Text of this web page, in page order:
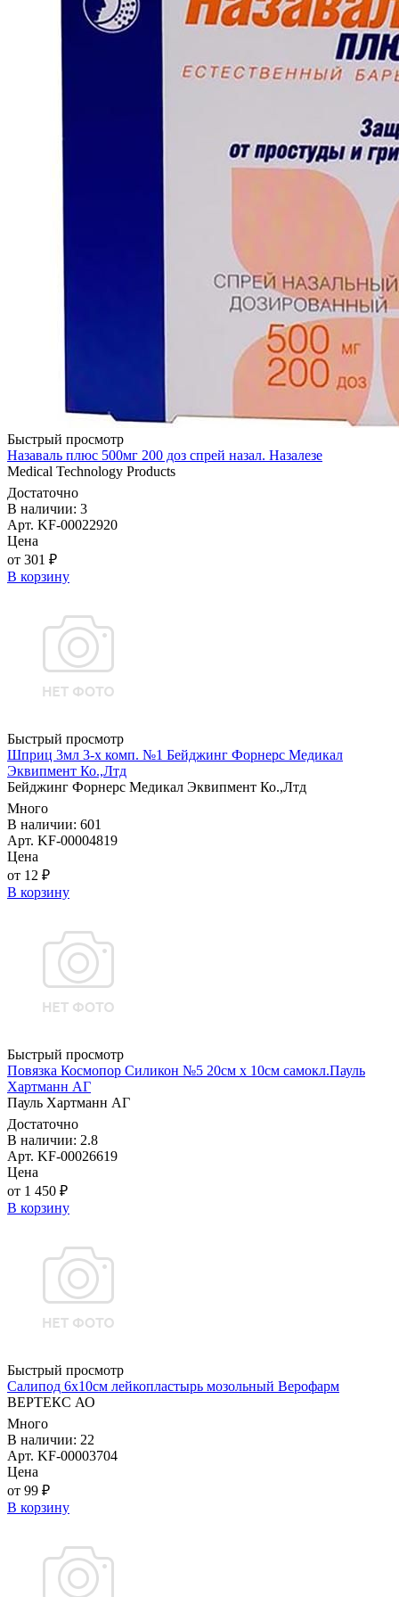
Быстрый просмотр
Назаваль плюс 500мг 200 доз спрей назал. Назалезе
Medical Technology Products
Достаточно
В наличии: 3
Арт. KF-00022920
Цена
от 301 ₽
В корзину
Быстрый просмотр
Шприц 3мл 3-х комп. №1 Бейджинг Форнерс Медикал
Эквипмент Ко.,Лтд
Бейджинг Форнерс Медикал Эквипмент Ко.,Лтд
Много
В наличии: 601
Арт. KF-00004819
Цена
от 12 ₽
В корзину
Быстрый просмотр
Повязка Космопор Силикон №5 20см х 10см самокл.Пауль
Хартманн AГ
Пауль Хартманн AГ
Достаточно
В наличии: 2.8
Арт. KF-00026619
Цена
от 1 450 ₽
В корзину
Быстрый просмотр
Салипод 6х10см лейкопластырь мозольный Верофарм
ВЕРТЕКС АО
Много
В наличии: 22
Арт. KF-00003704
Цена
от 99 ₽
В корзину